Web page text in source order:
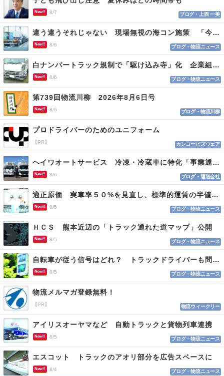
New!! 8/7 ブログ・上西 一美
違う違うそれじゃない 現場無視の海コン施策 「今でも平均２～３時間は待つ」
New!! 8/6 ブログ・物流ニュース
白ナンバートラック規制で「駆け込み寺」化 企業組合が入会基準を見直しへ
New!! 8/6 ブログ・物流ニュース
第739回物流川柳 2026年8月6日号
New!! 8/6 ブログ・物流川柳
プロドライバーのためのユニフォーム
【PR】 カンコービズウェア
ヘイワオートサービス 冷凍・冷蔵車に特化「事業通じ貢献目指す」
New!! 8/6 ブログ・運送会社
適正原価 実車率５０%を見直し、標準的運賃の半値の恐れも
New!! 8/5 ブログ・物流ニュース
ＨＣＳ 熊本近辺の「トラック通れた道マップ」公開
New!! 8/5 ブログ・物流ニュース
自転車が従う信号はどれ？ トラックドライバーも問われる認識
New!! 8/5 ブログ・物流ニュース
物流メルマガ登録無料！
【PR】 物流ウィークリー
アイリスオーヤマなど 自動トラックと貨物列車連携
New!! 8/5 ブログ・物流ニュース
エスコット トラックのアオリ部分を広告スペースに
New!! 8/4 ブログ・物流ニュース